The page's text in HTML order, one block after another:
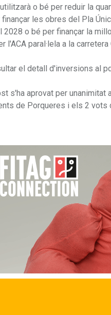
o bé per reduir la
les obres del Pla
2028 o bé per finançar la
l'ACA paral·lela a la
el detall d'inversions al
s'ha aprovat per unanimitat
de Porqueres i els 2 vots